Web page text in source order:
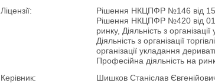
Ліцензії:
Рішення НКЦПФР №146 від
Рішення НКЦПФР №420 від
ринку, Діяльність з
Діяльність з організації
організації укладання
Професійна діяльність на
Керівник:
Шишков Станіслав